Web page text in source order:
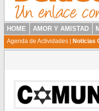
HOME AMOR Y AMISTAD
Agenda de Actividades | Noticias